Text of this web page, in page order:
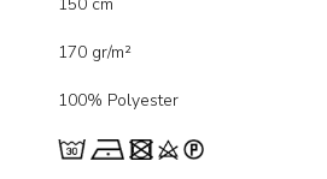
170 gr/m²
100% Polyester